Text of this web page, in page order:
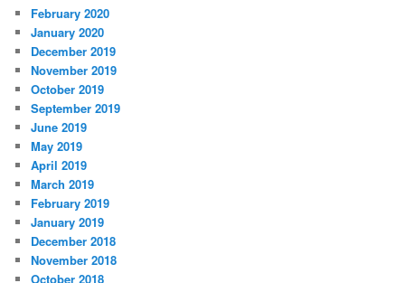
February 2020
January 2020
December 2019
November 2019
October 2019
September 2019
June 2019
May 2019
April 2019
March 2019
February 2019
January 2019
December 2018
November 2018
October 2018